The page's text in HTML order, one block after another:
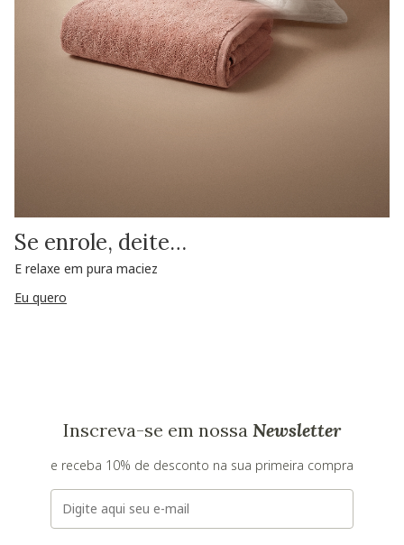
Se enrole, deite…
E relaxe em pura maciez
Eu quero
Inscreva-se em nossa Newsletter
e receba 10% de desconto na sua primeira compra
E-mail